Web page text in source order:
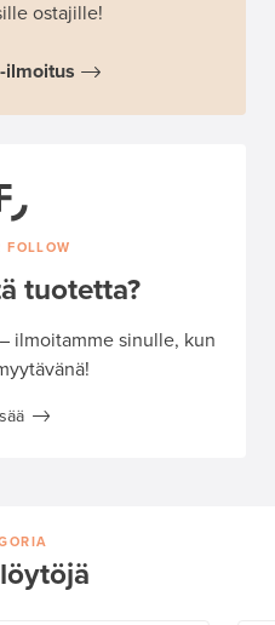
ostajille!
ilmoitus
FOLLOW
tuotetta?
ilmoitamme sinulle, kun